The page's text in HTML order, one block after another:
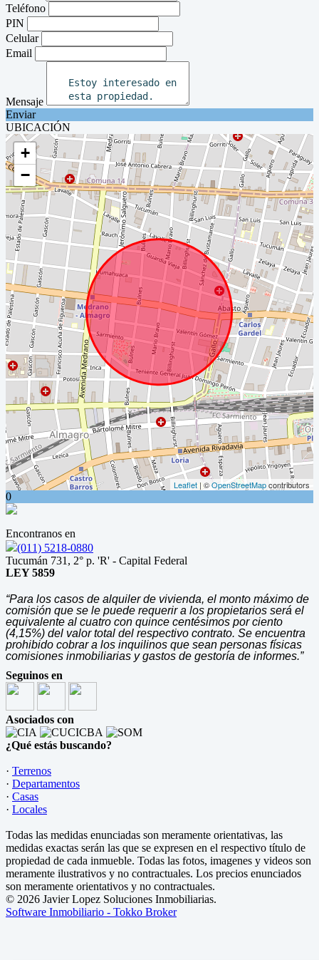
Teléfono
PIN
Celular
Email
Mensaje
Enviar
UBICACIÓN
+
−
Leaflet | ©OpenStreetMapcontributors
0
Encontranos en
(011) 5218-0880
Tucumán 731, 2° p. 'R' - Capital Federal
LEY 5859
“Para los casos de alquiler de vivienda, el monto máximo de
comisión que se le puede requerir a los propietarios será el
equivalente al cuatro con quince centésimos por ciento
(4,15%) del valor total del respectivo contrato. Se encuentra
prohibido cobrar a los inquilinos que sean personas físicas
comisiones inmobiliarias y gastos de gestoría de informes.”
Seguinos en
Asociados con
¿Qué estás buscando?
· Terrenos
· Departamentos
· Casas
· Locales
Todas las medidas enunciadas son meramente orientativas, las
medidas exactas serán las que se expresen en el respectivo título de
propiedad de cada inmueble. Todas las fotos, imagenes y videos son
meramente ilustrativos y no contractuales. Los precios enunciados
son meramente orientativos y no contractuales.
© 2026 Javier Lopez Soluciones Inmobiliarias.
Software Inmobiliario - Tokko Broker